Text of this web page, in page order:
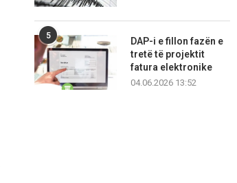
5
DAP-i e fillon fazën e
tretë të projektit
fatura elektronike
04.06.2026 13:52